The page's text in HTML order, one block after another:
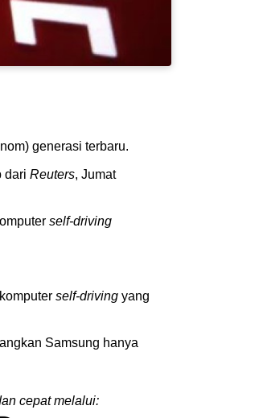
generasi terbaru.
dari Reuters, Jumat
self-driving
self-driving yang
Samsung hanya
cepat melalui: